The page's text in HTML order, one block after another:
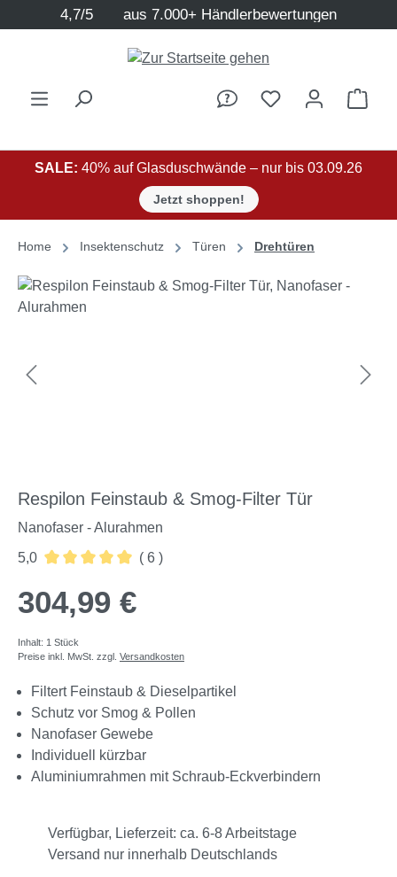
Zum Hauptinhalt springen
4,7/5 aus 7.000+ Händlerbewertungen
SALE: 40% auf Glasduschwände – nur bis 03.09.26
Jetzt shoppen!
Home Insektenschutz Türen Drehtüren
Bildergalerie überspringen
Respilon Feinstaub & Smog-Filter Tür
Nanofaser - Alurahmen
5,0
( 6 )
304,99 €
Inhalt: 1 Stück
Preise inkl. MwSt. zzgl. Versandkosten
Filtert Feinstaub & Dieselpartikel
Schutz vor Smog & Pollen
Nanofaser Gewebe
Individuell kürzbar
Aluminiumrahmen mit Schraub-Eckverbindern
Verfügbar, Lieferzeit: ca. 6-8 Arbeitstage
Versand nur innerhalb Deutschlands